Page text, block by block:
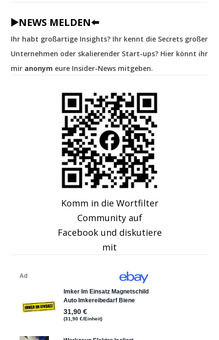
▶️NEWS MELDEN⬅️
Ihr habt großartige Insights? Ihr kennt die Secrets großer
Unternehmen oder skalierender Start-ups? Hier könnt ihr
mir anonym eure Insider-News mitgeben.
Komm in die Wortfilter
Community auf
Facebook und diskutiere
mit